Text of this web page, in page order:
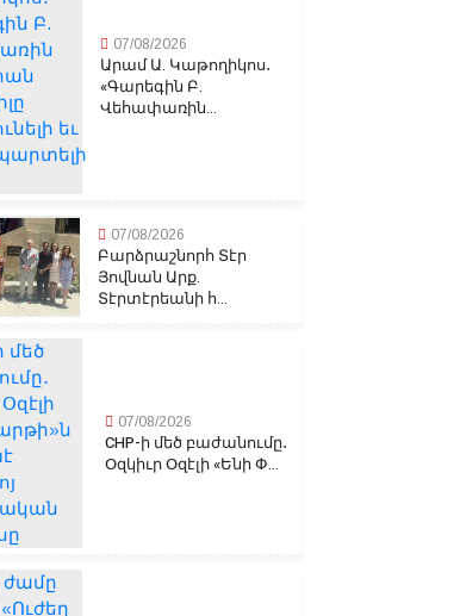
07/08/2026
Արամ Ա. Կաթողիկոս․
«Գարեգին Բ.
Վեհափառին...
07/08/2026
Բարձրաշնորհ Տէր
Յովնան Արք.
Տէրտէրեանի հ...
07/08/2026
CHP-ի մեծ բաժանումը․
Օզկիւր Օզէլի «Ենի Փ...